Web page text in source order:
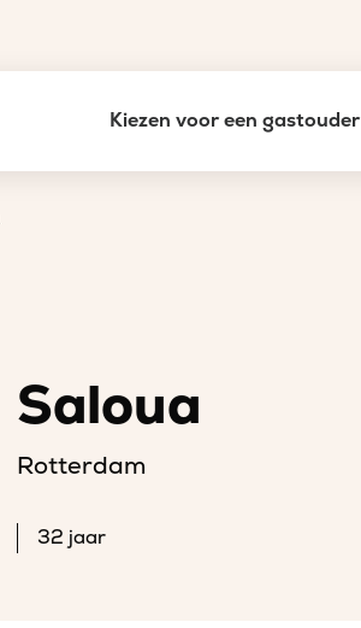
Kiezen voor een gastouder
Saloua
Rotterdam
32 jaar